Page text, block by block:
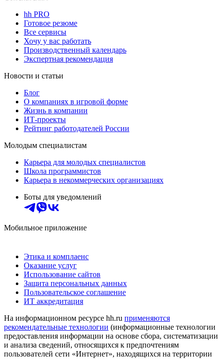
hh PRO
Готовое резюме
Все сервисы
Хочу у вас работать
Производственный календарь
Экспертная рекомендация
Новости и статьи
Блог
О компаниях в игровой форме
Жизнь в компании
ИТ-проекты
Рейтинг работодателей России
Молодым специалистам
Карьера для молодых специалистов
Школа программистов
Карьера в некоммерческих организациях
Боты для уведомлений
Мобильное приложение
Этика и комплаенс
Оказание услуг
Использование сайтов
Защита персональных данных
Пользовательское соглашение
ИТ аккредитация
На информационном ресурсе hh.ru применяются
рекомендательные технологии (информационные технологии
предоставления информации на основе сбора, систематизации
и анализа сведений, относящихся к предпочтениям
пользователей сети «Интернет», находящихся на территории